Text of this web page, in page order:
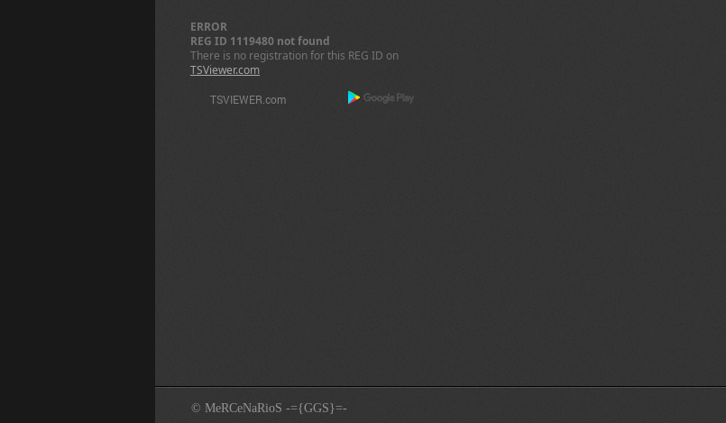
ERROR
REG ID 1119480 not found
There is no registration for this REG ID on
TSViewer.com
© MeRCeNaRioS -={GGS}=-